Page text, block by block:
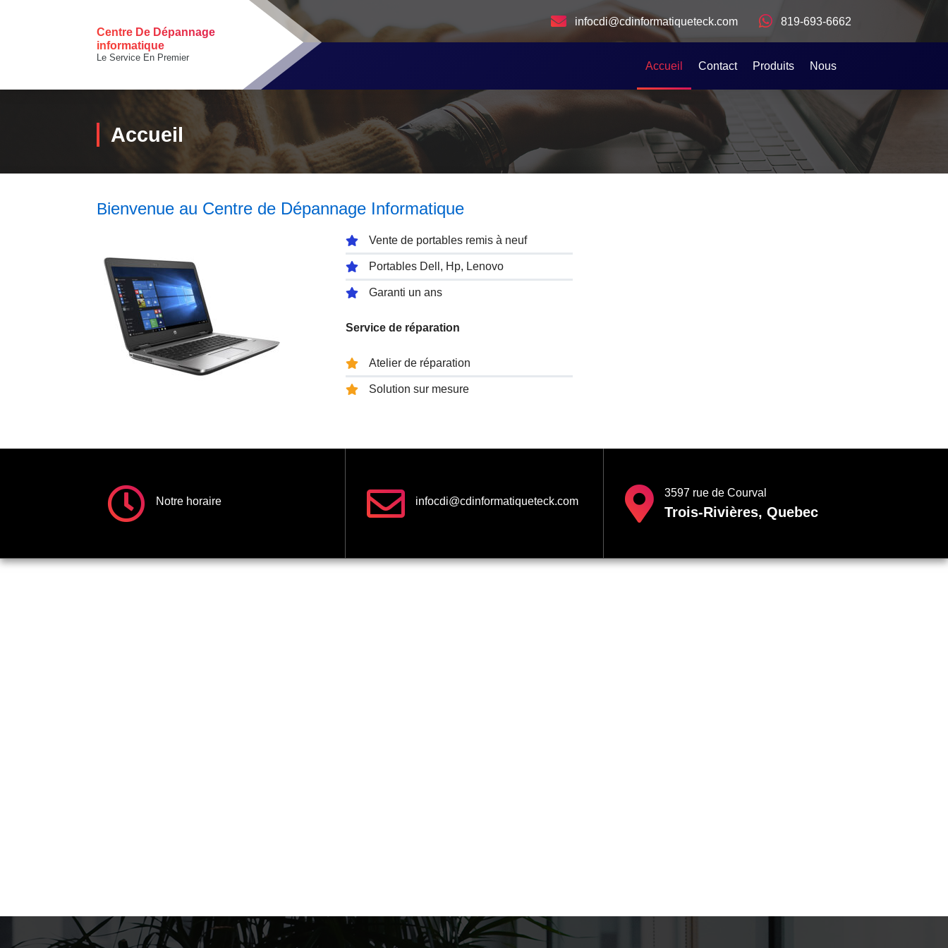
infocdi@cdinformatiqueteck.com
819-693-6662
Centre De Dépannage
informatique
Le Service En Premier
Accueil Contact Produits Nous
Accueil
Bienvenue au Centre de Dépannage Informatique
Vente de portables remis à neuf
Portables Dell, Hp, Lenovo
Garanti un ans
Service de réparation
Atelier de réparation
Solution sur mesure
Notre horaire infocdi@cdinformatiqueteck.com
3597 rue de Courval
Trois-Rivières, Quebec